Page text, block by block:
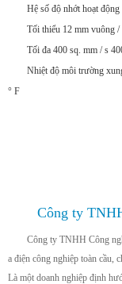
Hệ số độ nhớt hoạt
Tối thiểu 12 mm vuông /
Tối đa 400 sq. mm / s
Nhiệt độ môi trường
° F
Công ty
Công ty TNHH Công
a điện công nghiệp toàn cầu,
Là một doanh nghiệp định